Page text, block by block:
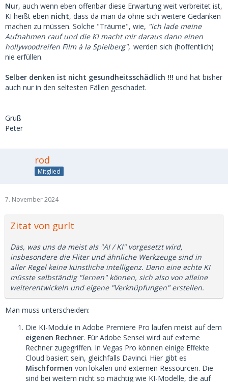
Nur, auch wenn eben offenbar diese Erwartung weit verbreitet ist,
KI heißt eben nicht, dass da man da ohne sich weitere Gedanken
machen zu müssen. Solche "Träume", wie, "ich lade meine
Aufnahmen rauf und die KI macht mir daraus dann einen
hollywoodreifen Film à la Spielberg", werden sich (hoffentlich)
nie erfüllen.
Selber denken ist nicht gesundheitsschädlich !!! und hat bisher
auch nur in den seltesten Fällen geschadet.
Gruß
Peter
rod
Mitglied
7. November 2024
Zitat von gurlt
Das, was uns da meist als "AI / KI" vorgesetzt wird,
insbesondere die Fliter und ähnliche Werkzeuge sind in
aller Regel keine künstliche intelligenz. Denn eine echte KI
müsste selbständig "lernen" können, sich also von alleine
weiterentwickeln und eigene "Verknüpfungen" erstellen.
Man muss unterscheiden:
Die KI-Module in Adobe Premiere Pro laufen meist auf dem
eigenen Rechner. Für Adobe Sensei wird auf externe
Rechner zugegriffen. In Vegas Pro können einige Effekte
Cloud basiert sein, gleichfalls Davinci. Hier gibt es
Mischformen von lokalen und externen Ressourcen. Die
sind bei weitem nicht so mächtig wie KI-Modelle, die auf